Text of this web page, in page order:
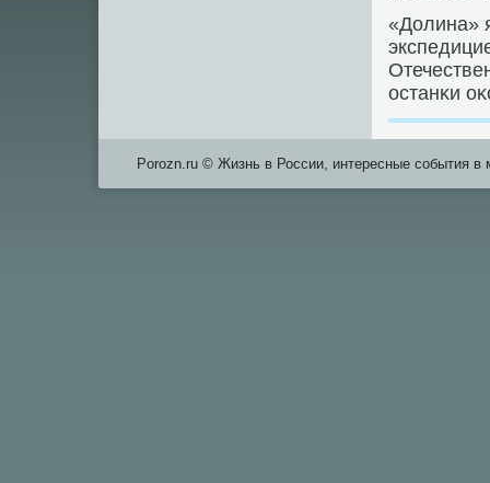
«Долина»
останκи
Porozn.ru © Жизнь в России, интересные события в